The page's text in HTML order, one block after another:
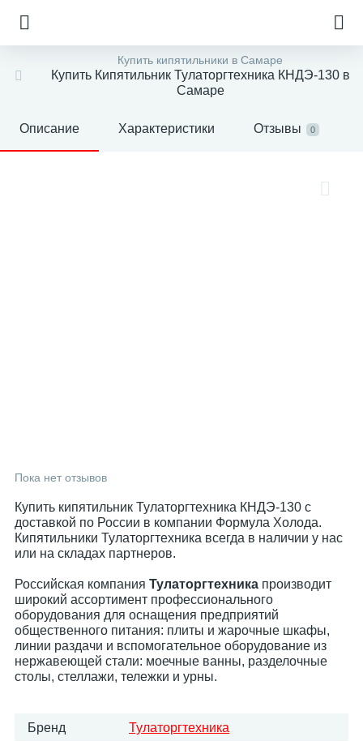
Купить кипятильники в Самаре
Купить Кипятильник Тулаторгтехника КНДЭ-130 в
Самаре
Описание Характеристики Отзывы 0
Пока нет отзывов
Купить кипятильник Тулаторгтехника КНДЭ-130 с
доставкой по России в компании Формула Холода.
Кипятильники Тулаторгтехника всегда в наличии у нас
или на складах партнеров.
Российская компания Тулаторгтехника производит
широкий ассортимент профессионального
оборудования для оснащения предприятий
общественного питания: плиты и жарочные шкафы,
линии раздачи и вспомогательное оборудование из
нержавеющей стали: моечные ванны, разделочные
столы, стеллажи, тележки и урны.
Бренд Тулаторгтехника